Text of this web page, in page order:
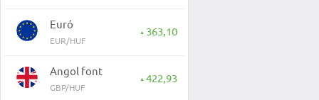
Euró
EUR/HUF
▲ 363,10
Angol font
GBP/HUF
▲ 422,93